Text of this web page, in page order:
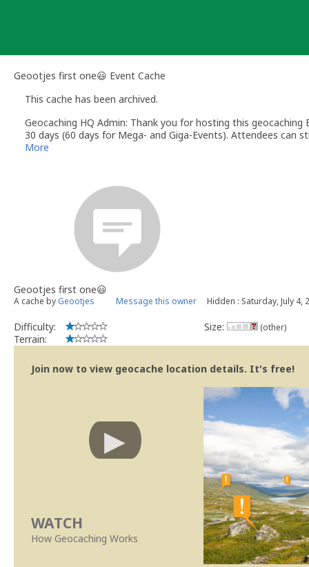
Geootjes first one😃 Event Cache
This cache has been archived.
Geocaching HQ Admin: Thank you for hosting this
30 days (60 days for Mega- and Giga-Events). Attendees can
More
Geootjes first one😃
A cache by Geootjes Message this owner Hidden : Saturday, July 4,
Difficulty:
Terrain:
Size: (other)
Join now to view geocache location details. It's free!
WATCH
How Geocaching Works